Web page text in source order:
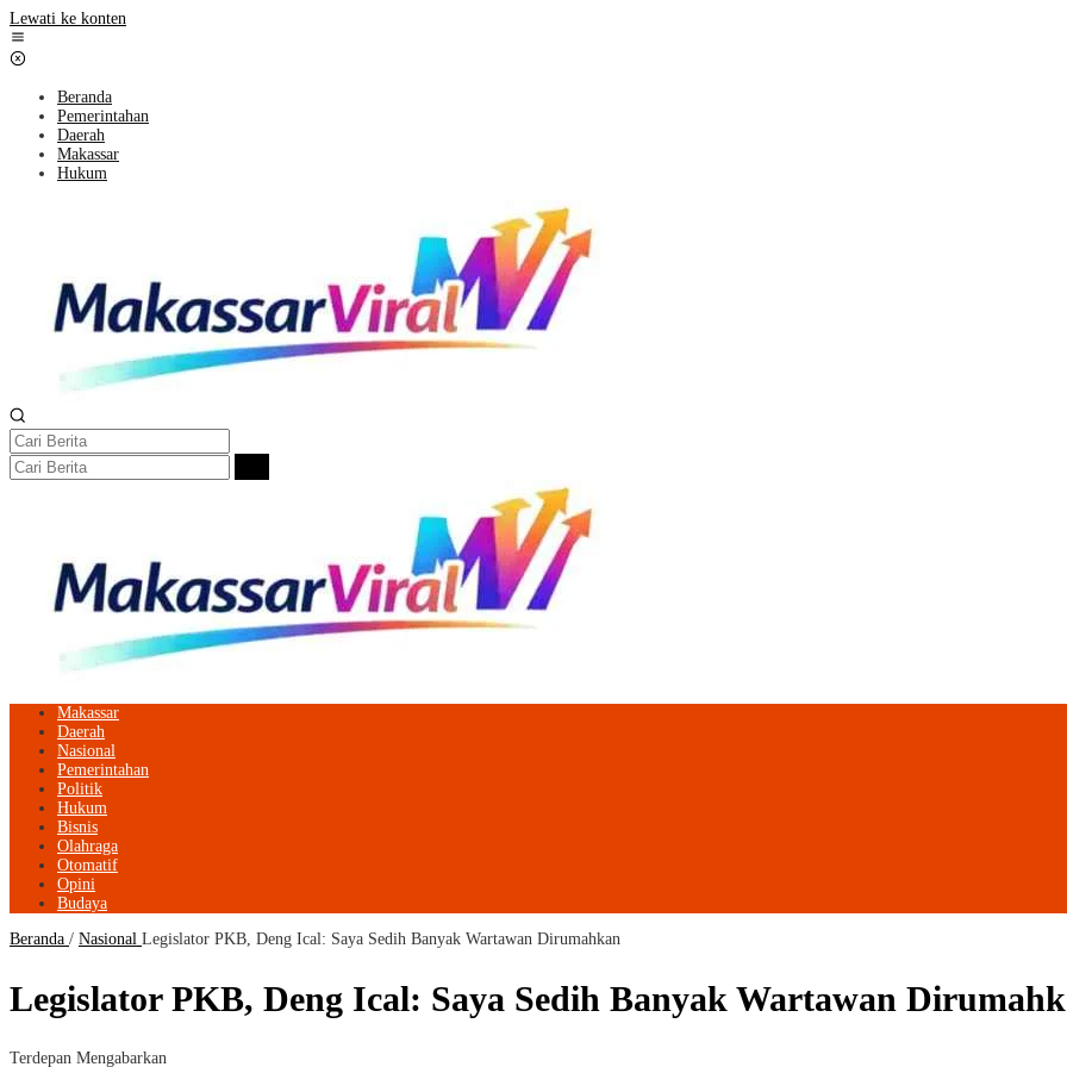
Lewati ke konten
Beranda
Pemerintahan
Daerah
Makassar
Hukum
Makassar
Daerah
Nasional
Pemerintahan
Politik
Hukum
Bisnis
Olahraga
Otomatif
Opini
Budaya
Beranda / Nasional Legislator PKB, Deng Ical: Saya Sedih Banyak Wartawan Dirumahkan
Legislator PKB, Deng Ical: Saya Sedih Banyak Wartawan
Terdepan Mengabarkan